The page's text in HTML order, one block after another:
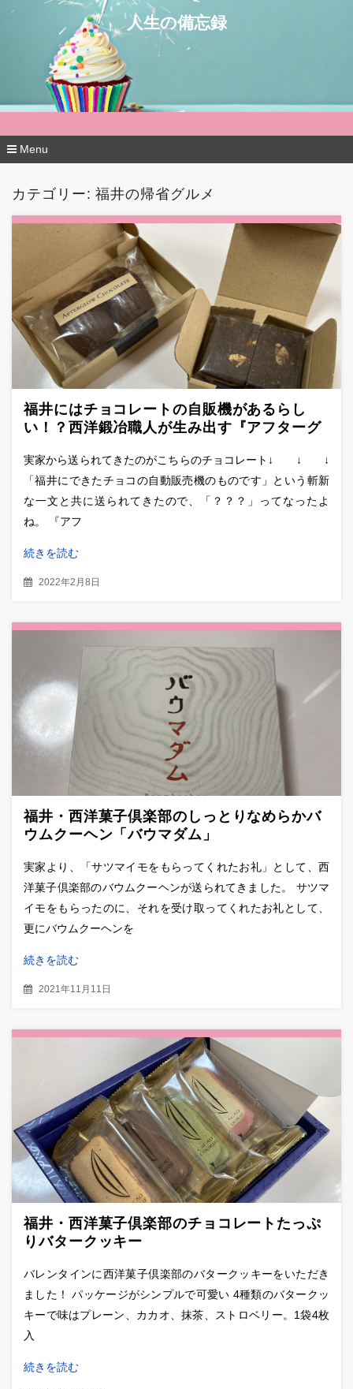
人生の備忘録
Menu
カテゴリー:福井の帰省グルメ
福井にはチョコレートの自販機があるらし
い！？西洋鍛冶職人が生み出す『アフターグ
レートの感想
実家から送られてきたのがこちらのチョコレート↓ ↓ ↓
「福井にできたチョコの自動販売機のものです」という斬新
な一文と共に送られてきたので、「？？？」ってなったよ
ね。 『アフ
続きを読む
2022年2月8日
福井・西洋菓子倶楽部のしっとりなめらかバ
ウムクーヘン「バウマダム」
実家より、「サツマイモをもらってくれたお礼」として、西
洋菓子倶楽部のバウムクーヘンが送られてきました。 サツマ
イモをもらったのに、それを受け取ってくれたお礼として、
更にバウムクーヘンを
続きを読む
2021年11月11日
福井・西洋菓子倶楽部のチョコレートたっぷ
りバタークッキー
バレンタインに西洋菓子倶楽部のバタークッキーをいただき
ました！ パッケージがシンプルで可愛い 4種類のバタークッ
キーで味はプレーン、カカオ、抹茶、ストロベリー。1袋4枚
入
続きを読む